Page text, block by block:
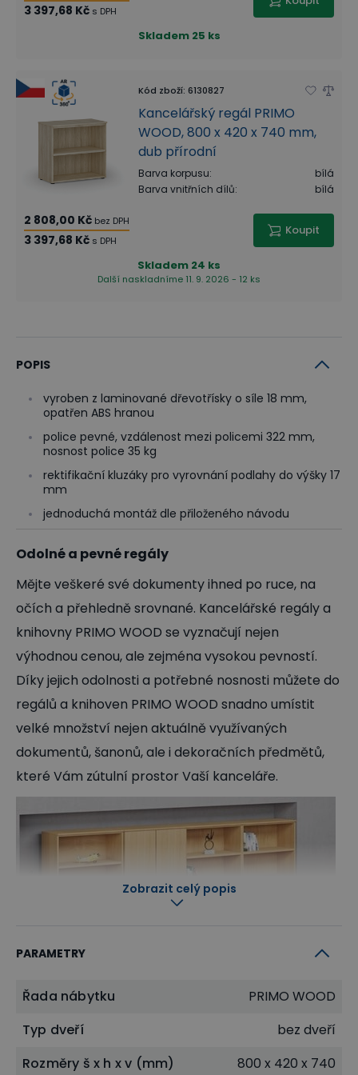
3 397,68 Kč s DPH
Skladem 25 ks
Kód zboží: 6130827
Kancelářský regál PRIMO
WOOD, 800 x 420 x 740 mm,
dub přírodní
Barva korpusu:
bílá
Barva vnitřních dílů: bílá
2 808,00 Kč bez DPH
3 397,68 Kč s DPH
Koupit
Skladem 24 ks
Další naskladníme 11. 9. 2026 - 12 ks
POPIS
vyroben z laminované dřevotřísky o síle 18 mm,
opatřen ABS hranou
police pevné, vzdálenost mezi policemi 322 mm,
nosnost police 35 kg
rektifikační kluzáky pro vyrovnání podlahy do výšky 17
mm
jednoduchá montáž dle přiloženého návodu
Odolné a pevné regály
Mějte veškeré své dokumenty ihned po ruce, na
očích a přehledně srovnané. Kancelářské regály a
knihovny PRIMO WOOD se vyznačují nejen
výhodnou cenou, ale zejména vysokou pevností.
Díky jejich odolnosti a potřebné nosnosti můžete do
regálů a knihoven PRIMO WOOD snadno umístit
velké množství nejen aktuálně využívaných
dokumentů, šanonů, ale i dekoračních předmětů,
které Vám zútulní prostor Vaší kanceláře.
Dlouhá životnost a stabilita
Zobrazit celý popis
PARAMETRY
Řada nábytku
PRIMO WOOD
Typ dveří
bez dveří
Rozměry š x h x v (mm)
800 x 420 x 740